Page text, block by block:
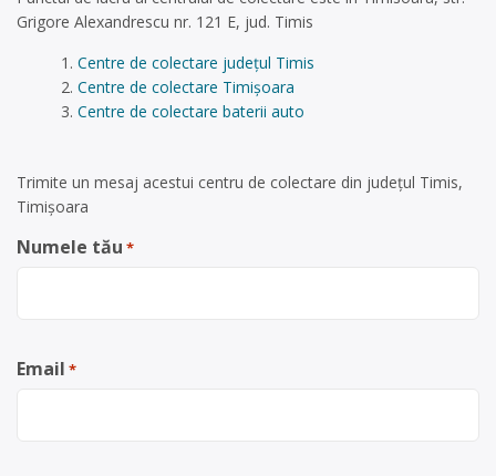
Grigore Alexandrescu nr. 121 E, jud. Timis
Centre de colectare județul Timis
Centre de colectare Timișoara
Centre de colectare baterii auto
Trimite un mesaj acestui centru de colectare din județul Timis,
Timișoara
Numele tău *
Email *